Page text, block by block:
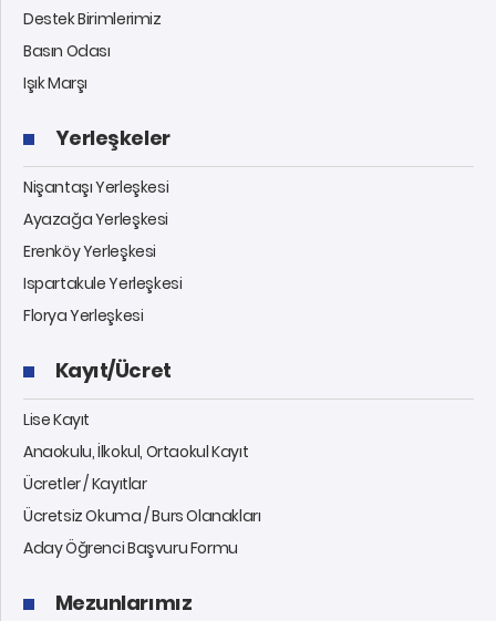
Destek Birimlerimiz
Basın Odası
Işık Marşı
Yerleşkeler
Nişantaşı Yerleşkesi
Ayazağa Yerleşkesi
Erenköy Yerleşkesi
Ispartakule Yerleşkesi
Florya Yerleşkesi
Kayıt/Ücret
Lise Kayıt
Anaokulu, İlkokul, Ortaokul Kayıt
Ücretler / Kayıtlar
Ücretsiz Okuma / Burs Olanakları
Aday Öğrenci Başvuru Formu
Mezunlarımız